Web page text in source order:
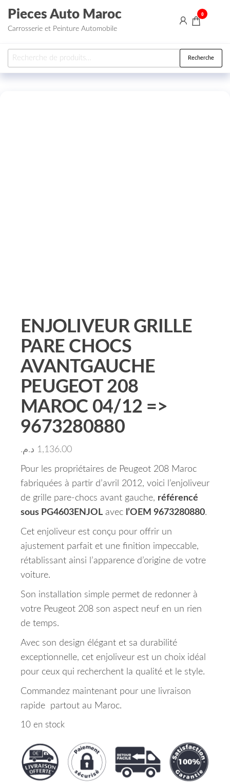
Aller au contenu
Pieces Auto Maroc
Carrosserie et Peinture Automobile
0
Recherche pour : Recherche
ENJOLIVEUR GRILLE
PARE CHOCS
AVANTGAUCHE
PEUGEOT 208
MAROC 04/12 =>
9673280880
1,136.00 د.م.
Pour les propriétaires de Peugeot 208 Maroc
fabriquées à partir d’avril 2012, voici l’enjoliveur
de grille pare-chocs avant gauche, référencé
sous PG4603ENJOL avec l’OEM 9673280880.
Cet enjoliveur est conçu pour offrir un
ajustement parfait et une finition impeccable,
rétablissant ainsi l’apparence d’origine de votre
voiture.
Son installation simple permet de redonner à
votre Peugeot 208 son aspect neuf en un rien
de temps.
Avec son design élégant et sa durabilité
exceptionnelle, cet enjoliveur est un choix idéal
pour ceux qui recherchent la qualité et le style.
Commandez maintenant pour une livraison
rapide partout au Maroc.
10 en stock